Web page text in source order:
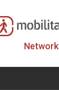
Network